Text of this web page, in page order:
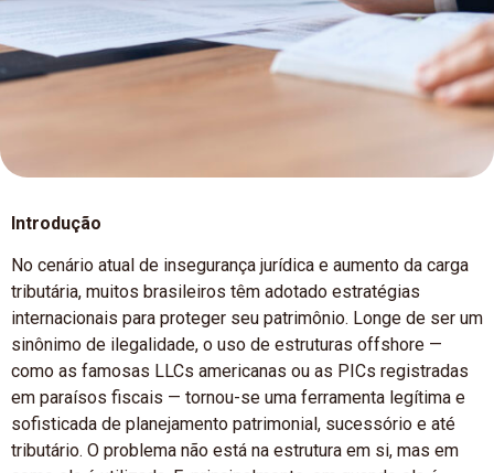
Introdução
No cenário atual de insegurança jurídica e aumento da carga
tributária, muitos brasileiros têm adotado estratégias
internacionais para proteger seu patrimônio. Longe de ser um
sinônimo de ilegalidade, o uso de estruturas offshore —
como as famosas LLCs americanas ou as PICs registradas
em paraísos fiscais — tornou-se uma ferramenta legítima e
sofisticada de planejamento patrimonial, sucessório e até
tributário. O problema não está na estrutura em si, mas em